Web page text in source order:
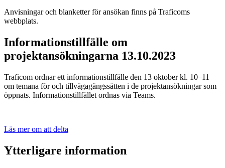
Anvisningar och blanketter för ansökan finns på Traficoms
webbplats.
Informationstillfälle om
projektansökningarna 13.10.2023
Traficom ordnar ett informationstillfälle den 13 oktober kl. 10–11
om temana för och tillvägagångssätten i de projektansökningar som
öppnats. Informationstillfället ordnas via Teams.
Läs mer om att delta
Ytterligare information